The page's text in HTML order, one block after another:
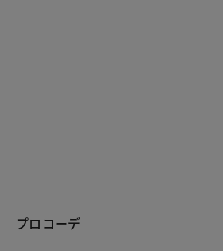
プロコーデ